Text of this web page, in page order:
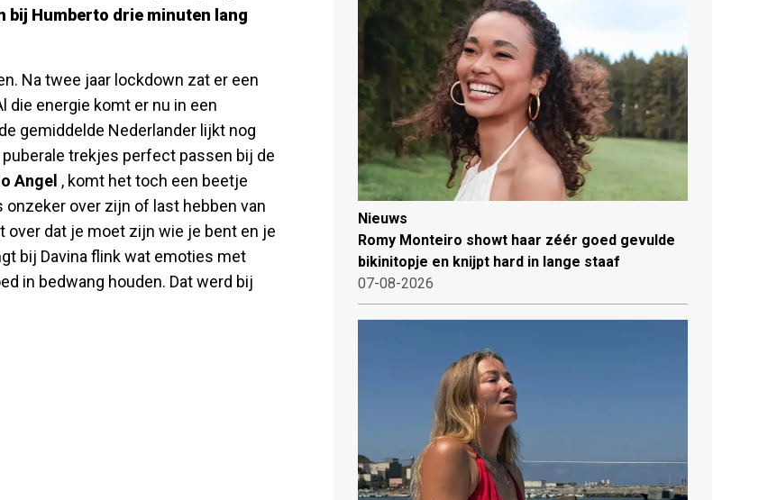
bij Humberto drie minuten lang
Na twee jaar lockdown zat er een
die energie komt er nu in een
gemiddelde Nederlander lijkt nog
puberale trekjes perfect passen bij de
Angel , komt het toch een beetje
onzeker over zijn of last hebben van
over dat je moet zijn wie je bent en je
bij Davina flink wat emoties met
in bedwang houden. Dat werd bij
Nieuws
Romy Monteiro showt haar zéér goed gevulde
bikinitopje en knijpt hard in lange staaf
07-08-2026